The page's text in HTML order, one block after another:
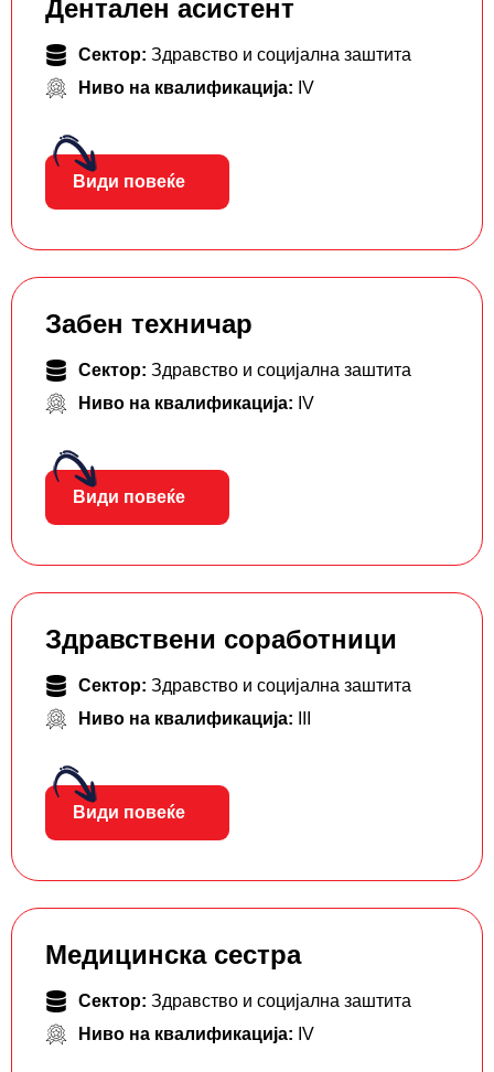
Дентален асистент
Сектор: Здравство и социјална заштита
Ниво на квалификација: IV
Види повеќе
Забен техничар
Сектор: Здравство и социјална заштита
Ниво на квалификација: IV
Види повеќе
Здравствени соработници
Сектор: Здравство и социјална заштита
Ниво на квалификација:
Види повеќе
Медицинска сестра
Сектор: Здравство и социјална заштита
Ниво на квалификација: IV